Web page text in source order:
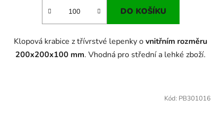
DO KOŠÍKU
Klopová krabice z třívrstvé lepenky ovnitřním rozměru
200x200x100 mm. Vhodná pro střední a lehké zboží.
Kód: PB301016